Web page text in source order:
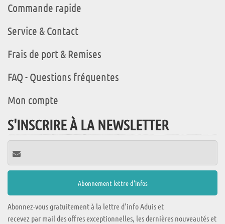
Commande rapide
Service & Contact
Frais de port & Remises
FAQ - Questions fréquentes
Mon compte
S'INSCRIRE À LA NEWSLETTER
Abonnez-vous gratuitement à la lettre d'info Aduis et
recevez par mail des offres exceptionnelles, les dernières nouveautés et